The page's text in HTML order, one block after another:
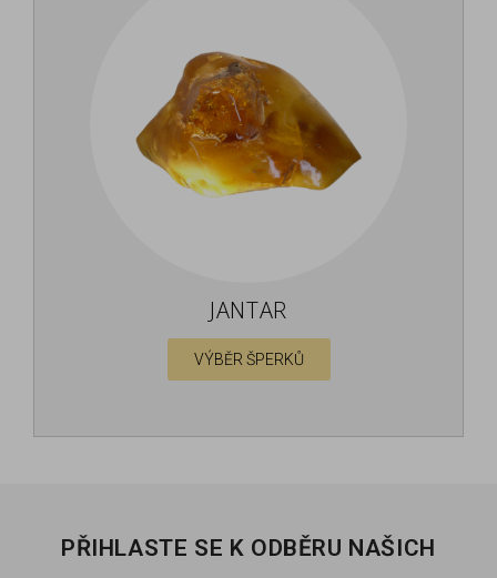
JANTAR
VÝBĚR ŠPERKŮ
PŘIHLASTE SE K ODBĚRU NAŠICH